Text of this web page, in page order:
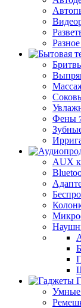
Фены
AUX
Умные